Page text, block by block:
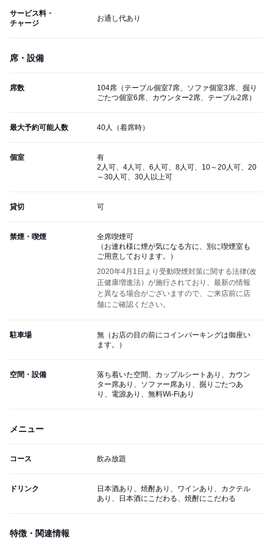
サービス料・
チャージ
お通し代あり
席・設備
席数
104席（テーブル個室7席、ソファ個室3席、掘り
ごたつ個室6席、カウンター2席、テーブル2席）
最大予約可能人数 40人（着席時）
個室
有
2人可、4人可、6人可、8人可、10～20人可、20
～30人可、30人以上可
貸切 可
禁煙・喫煙
全席喫煙可
（お連れ様に煙が気になる方に、別に喫煙室も
ご用意しております。）
2020年4月1日より受動喫煙対策に関する法律(改
正健康増進法）が施行されており、最新の情報
と異なる場合がございますので、ご来店前に店
舗にご確認ください。
駐車場
無（お店の目の前にコインパーキングは御座い
ます。）
空間・設備
落ち着いた空間、カップルシートあり、カウン
ター席あり、ソファー席あり、掘りごたつあ
り、電源あり、無料Wi-Fiあり
メニュー
コース 飲み放題
ドリンク
日本酒あり、焼酎あり、ワインあり、カクテル
あり、日本酒にこだわる、焼酎にこだわる
特徴・関連情報